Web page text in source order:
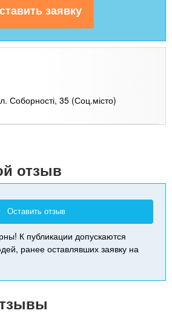
Соборності, 35 (Соц.місто)
отзыв
Оставить отзыв
К публикации допускаются
ранее оставлявших заявку на